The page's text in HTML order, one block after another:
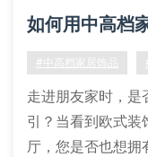
实木餐桌养护：定
射
金属摆件防氧化：
重庆
如何用中高档
#中高档家居饰品
走进朋友家时，是
引？当看到欧式装
厅，您是否也想拥